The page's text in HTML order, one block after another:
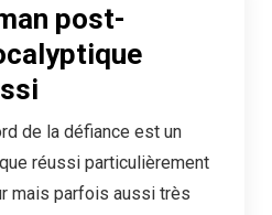
post-
de la défiance est un
réussi particulièrement
mais parfois aussi très